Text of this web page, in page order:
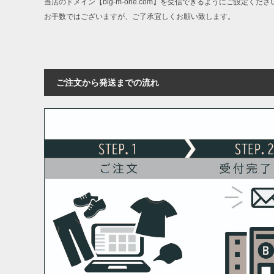
当店のドメイン【big-m-one.com】を受信できるようにご設定くださ
お手数ではございますが、ご了承宜しくお願い致します。
ご注文から発送までの流れ